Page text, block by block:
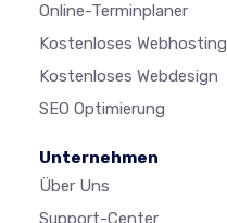
Online-Terminplaner
Kostenloses Webhosting
Kostenloses Webdesign
SEO Optimierung
Unternehmen
Über Uns
Support-Center